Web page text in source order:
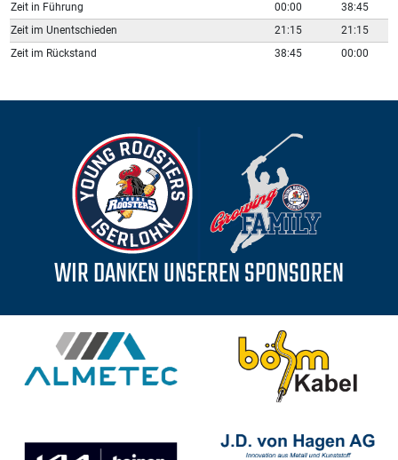
Zeit in Führung
00:00
38:45
Zeit im Unentschieden
21:15
21:15
Zeit im Rückstand
38:45 00:00
WIR DANKEN UNSEREN SPONSOREN